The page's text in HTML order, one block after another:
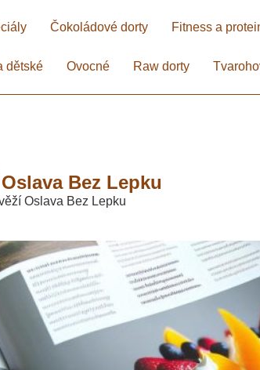
Čokoládové dorty Fitness a
dětské Ovocné Raw dorty
Bez Lepku​
Oslava Bez Lepku​